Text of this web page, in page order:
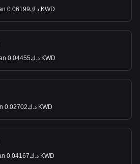
1 ADA sama dengan د.ك0.06199 KWD
1 ACE sama dengan د.ك0.04455 KWD
1 CC sama dengan د.ك0.02702 KWD
1 ZBT sama dengan د.ك0.04167 KWD